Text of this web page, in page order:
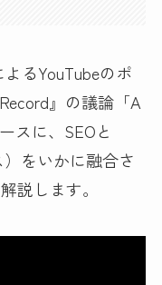
るYouTubeのポ
』の議論「A
スに、SEOと
をいかに融合さ
説します。